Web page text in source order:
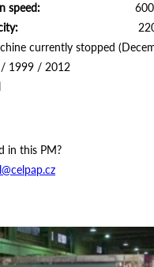
speed:
600 m/
220.000
currently stopped
/ 1999 / 2012
in this PM?